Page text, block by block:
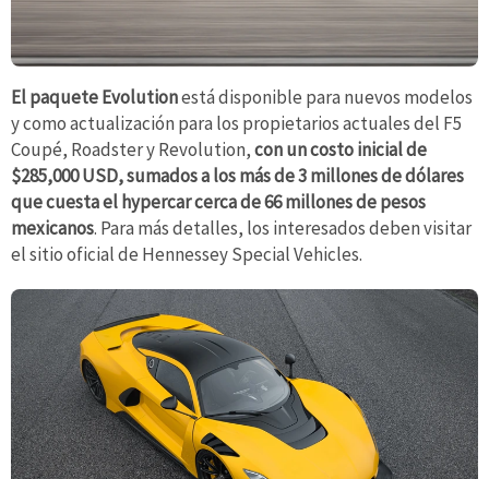
El paquete Evolutionestá disponible para nuevos modelos
y como actualización para los propietarios actuales del F5
Coupé, Roadster y Revolution,con un costo inicial de
$285,000 USD, sumados a los más de 3 millones de dólares
que cuesta el hypercar cerca de 66 millones de pesos
mexicanos. Para más detalles, los interesados deben visitar
el sitio oficial de Hennessey Special Vehicles.